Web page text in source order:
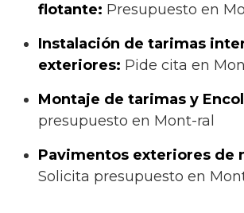
flotante: Presupuesto en
Instalación de tarimas
exteriores: Pide cita en
Montaje de tarimas y
presupuesto en Mont-ral
Pavimentos exteriores de
Solicita presupuesto en